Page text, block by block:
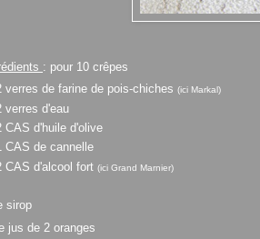
: pour 10 crêpes
verres de farine de pois-chiches (ici Markal)
verres d'eau
CAS d'huile d'olive
CAS de cannelle
CAS d'alcool fort (ici Grand Marnier)
sirop
jus de 2 oranges